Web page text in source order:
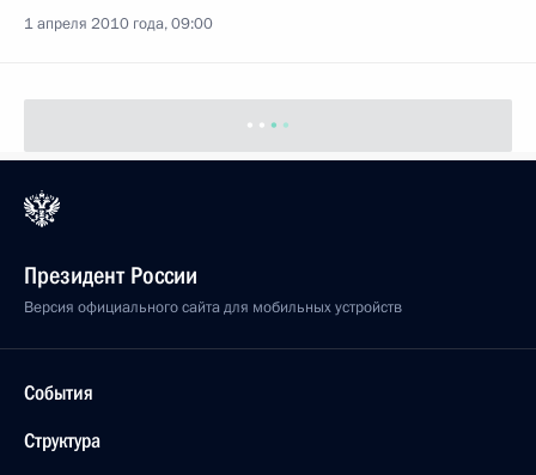
1 апреля 2010 года, 09:00
Президент России
Версия официального сайта для мобильных устройств
События
Структура